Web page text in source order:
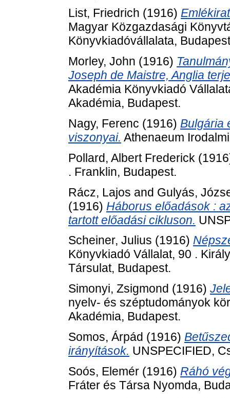
List, Friedrich (1916)
Magyar Közgazdasági
Könyvkiadóvállalata,
Morley, John (1916)
Joseph de Maistre, Anglia
Akadémia Könyvkiadó
Akadémia, Budapest.
Nagy, Ferenc (1916) Bulgária
viszonyai. Athenaeum
Pollard, Albert Frederick
. Franklin, Budapest.
Rácz, Lajos and Gulyás,
(1916) Háborus előadások :
tartott előadási cikluson.
Scheiner, Julius (1916)
Könyvkiadó Vállalat, 90 .
Társulat, Budapest.
Simonyi, Zsigmond (1916)
nyelv- és széptudományok
Akadémia, Budapest.
Somos, Árpád (1916)
irányítások. UNSPECIFIED,
Soós, Elemér (1916) Ráhó
Fráter és Társa Nyomda,